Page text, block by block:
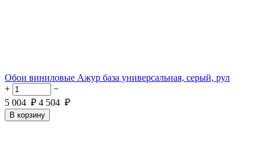
Обои виниловые Ажур база универсальная, серый, рул
+
−
5 004 ₽ 4 504 ₽
В корзину